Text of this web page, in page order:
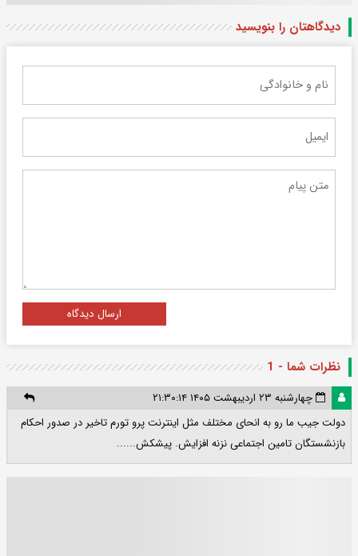
دیدگاهتان را بنویسید
ارسال دیدگاه
نظرات شما - 1
چهارشنبه ۲۳ اردیبهشت ۱۴۰۵ ۲۱:۳۰:۱۴
دولت جیب ما رو به انحای مختلف مثل اینترنت پرو تورم تاخیر در صدور احکام
بازنشستگان تامین اجتماعی نزنه افزایش. پیشکش......